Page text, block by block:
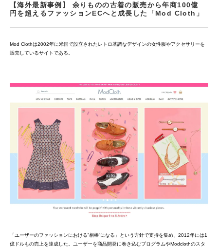
【海外最新事例】 余りものの古着の販売から年商100億
円を超えるファッションECへと成長した「Mod Cloth」
Mod Clothは2002年に米国で設立されたレトロ基調なデザインの女性服やアクセサリーを
販売しているサイトである。
「ユーザーのファッションにおける”相棒”になる」という方針で支持を集め、2012年には1
億ドルもの売上を達成した。ユーザーを商品開発に巻き込むプログラムやModclothのスタ